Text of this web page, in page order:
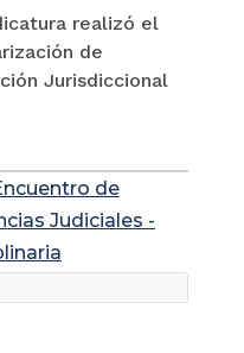
realizó el
de
Jurisdiccional
de
Judiciales -